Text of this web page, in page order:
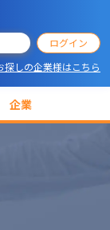
ログイン
探しの企業様はこちら
企業